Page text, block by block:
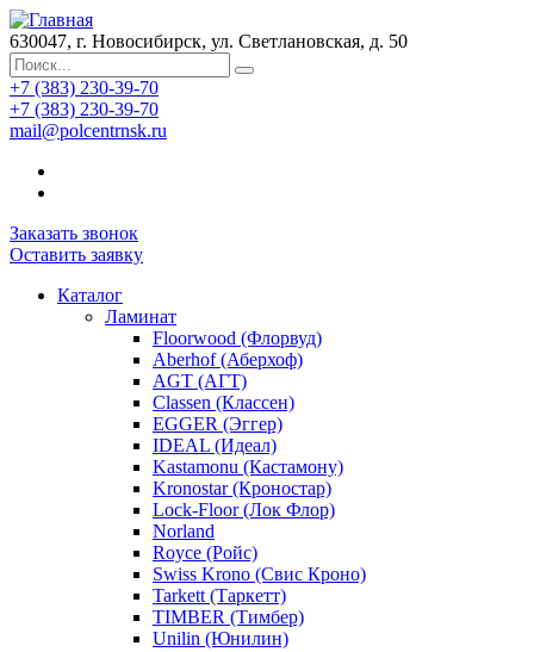
630047, г. Новосибирск, ул. Светлановская, д. 50
+7 (383) 230-39-70
+7 (383) 230-39-70
mail@polcentrnsk.ru
Заказать звонок
Оставить заявку
Каталог
Ламинат
Floorwood (Флорвуд)
Aberhof (Аберхоф)
AGT (АГТ)
Classen (Классен)
EGGER (Эггер)
IDEAL (Идеал)
Kastamonu (Кастамону)
Kronostar (Кроностар)
Lock-Floor (Лок Флор)
Norland
Royce (Ройс)
Swiss Krono (Свис Кроно)
Tarkett (Таркетт)
TIMBER (Тимбер)
Unilin (Юнилин)